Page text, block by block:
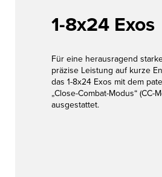
JOBS &
KARRIERE
KONTAKT
1-8x24 Exos
Für eine herausragend
präzise Leistung auf kurze
das 1-8x24 Exos mit dem
„Close-Combat-Modus“ (CC-
ausgestattet.